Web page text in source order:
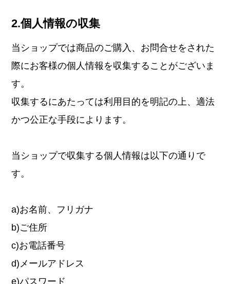
2.個人情報の収集
当ショップでは商品のご購入、お問合せをされた
際にお客様の個人情報を収集することがございま
す。
収集するにあたっては利用目的を明記の上、適法
かつ公正な手段によります。
当ショップで収集する個人情報は以下の通りで
す。
a)お名前、フリガナ
b)ご住所
c)お電話番号
d)メールアドレス
e)パスワード